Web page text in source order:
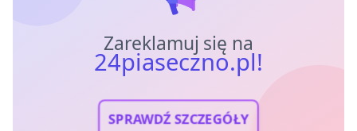
Zareklamuj się na
24piaseczno.pl!
SPRAWDŹ SZCZEGÓŁY